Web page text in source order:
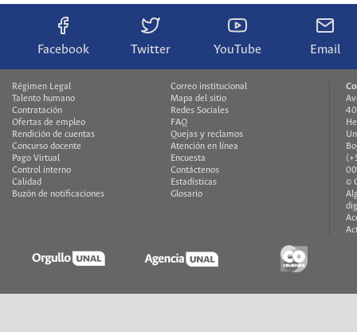
Facebook Twitter YouTube Email
Régimen Legal
Talento humano
Contratación
Ofertas de empleo
Rendición de cuentas
Concurso docente
Pago Virtual
Control interno
Calidad
Buzón de notificaciones
Correo institucional
Mapa del sitio
Redes Sociales
FAQ
Quejas y reclamos
Atención en línea
Encuesta
Contáctenos
Estadísticas
Glosario
©